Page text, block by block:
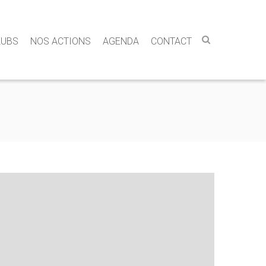
NOS ACTIONS AGENDA CONTACT